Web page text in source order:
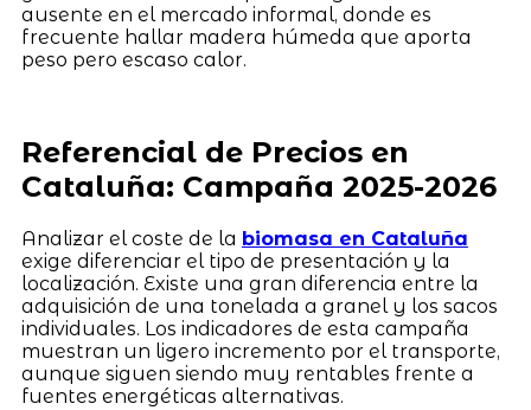
ausente en el mercado informal, donde es
frecuente hallar madera húmeda que aporta
peso pero escaso calor.
Referencial de Precios en
Cataluña: Campaña 2025-2026
Analizar el coste de la biomasa en Cataluña
exige diferenciar el tipo de presentación y la
localización. Existe una gran diferencia entre la
adquisición de una tonelada a granel y los sacos
individuales. Los indicadores de esta campaña
muestran un ligero incremento por el transporte,
aunque siguen siendo muy rentables frente a
fuentes energéticas alternativas.